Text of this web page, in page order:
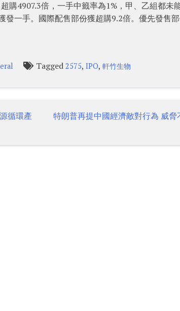
購4907.3倍，一手中籤率為1%，甲、乙組都未
一手。國際配售部份獲超購9.2倍。優先發售部
Tagged 2575, IPO, 軒竹生物
循環產
特朗普再提中國經濟敵對行為 威